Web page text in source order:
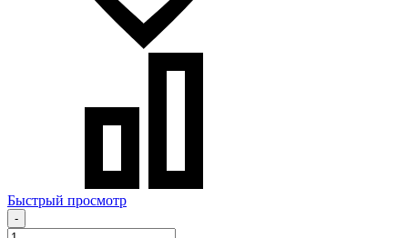
Быстрый просмотр
-